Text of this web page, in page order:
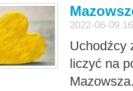
2022-06-09
Uchodźcy
liczyć na